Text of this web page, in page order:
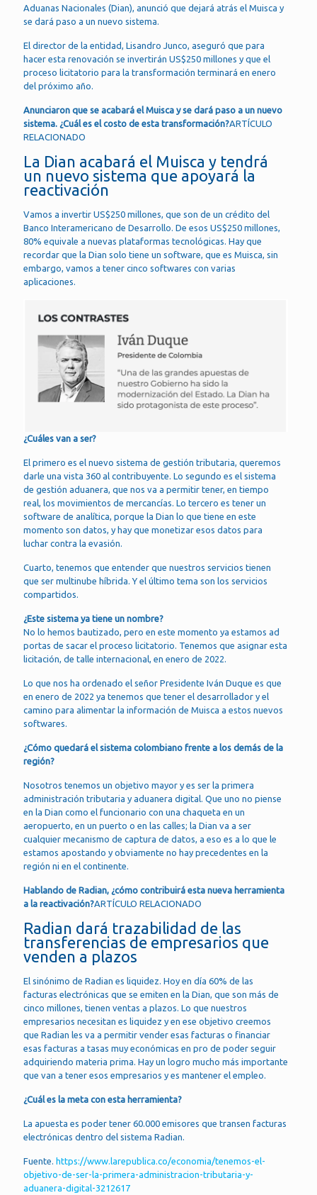
Aduanas Nacionales (Dian), anunció que dejará atrás el Muisca y
se dará paso a un nuevo sistema.
El director de la entidad, Lisandro Junco, aseguró que para
hacer esta renovación se invertirán US$250 millones y que el
proceso licitatorio para la transformación terminará en enero
del próximo año.
Anunciaron que se acabará el Muisca y se dará paso a un nuevo
sistema. ¿Cuál es el costo de esta transformación?ARTÍCULO
RELACIONADO
La Dian acabará el Muisca y tendrá
un nuevo sistema que apoyará la
reactivación
Vamos a invertir US$250 millones, que son de un crédito del
Banco Interamericano de Desarrollo. De esos US$250 millones,
80% equivale a nuevas plataformas tecnológicas. Hay que
recordar que la Dian solo tiene un software, que es Muisca, sin
embargo, vamos a tener cinco softwares con varias
aplicaciones.
¿Cuáles van a ser?
El primero es el nuevo sistema de gestión tributaria, queremos
darle una vista 360 al contribuyente. Lo segundo es el sistema
de gestión aduanera, que nos va a permitir tener, en tiempo
real, los movimientos de mercancías. Lo tercero es tener un
software de analítica, porque la Dian lo que tiene en este
momento son datos, y hay que monetizar esos datos para
luchar contra la evasión.
Cuarto, tenemos que entender que nuestros servicios tienen
que ser multinube híbrida. Y el último tema son los servicios
compartidos.
¿Este sistema ya tiene un nombre?
No lo hemos bautizado, pero en este momento ya estamos ad
portas de sacar el proceso licitatorio. Tenemos que asignar esta
licitación, de talle internacional, en enero de 2022.
Lo que nos ha ordenado el señor Presidente Iván Duque es que
en enero de 2022 ya tenemos que tener el desarrollador y el
camino para alimentar la información de Muisca a estos nuevos
softwares.
¿Cómo quedará el sistema colombiano frente a los demás de la
región?
Nosotros tenemos un objetivo mayor y es ser la primera
administración tributaria y aduanera digital. Que uno no piense
en la Dian como el funcionario con una chaqueta en un
aeropuerto, en un puerto o en las calles; la Dian va a ser
cualquier mecanismo de captura de datos, a eso es a lo que le
estamos apostando y obviamente no hay precedentes en la
región ni en el continente.
Hablando de Radian, ¿cómo contribuirá esta nueva herramienta
a la reactivación?ARTÍCULO RELACIONADO
Radian dará trazabilidad de las
transferencias de empresarios que
venden a plazos
El sinónimo de Radian es liquidez. Hoy en día 60% de las
facturas electrónicas que se emiten en la Dian, que son más de
cinco millones, tienen ventas a plazos. Lo que nuestros
empresarios necesitan es liquidez y en ese objetivo creemos
que Radian les va a permitir vender esas facturas o financiar
esas facturas a tasas muy económicas en pro de poder seguir
adquiriendo materia prima. Hay un logro mucho más importante
que van a tener esos empresarios y es mantener el empleo.
¿Cuál es la meta con esta herramienta?
La apuesta es poder tener 60.000 emisores que transen facturas
electrónicas dentro del sistema Radian.
Fuente. https://www.larepublica.co/economia/tenemos-el-
objetivo-de-ser-la-primera-administracion-tributaria-y-
aduanera-digital-3212617